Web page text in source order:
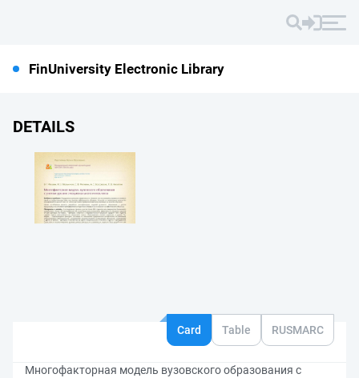
FinUniversity Electronic Library
DETAILS
Card Table RUSMARC
Многофакторная модель вузовского образования с